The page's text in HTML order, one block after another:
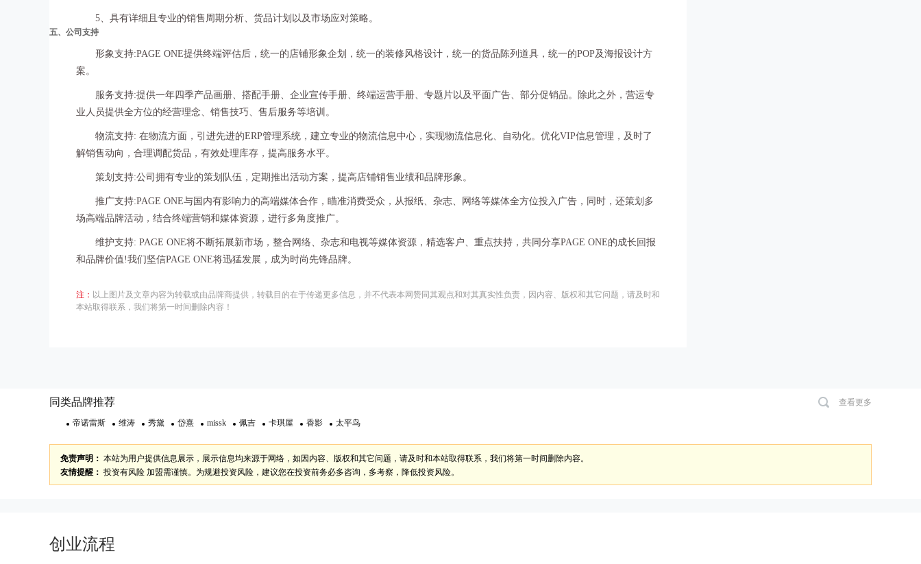
5、具有详细且专业的销售周期分析、货品计划以及市场应对策略。
五、公司支持
形象支持:PAGE ONE提供终端评估后，统一的店铺形象企划，统一的装修风格设计，统一的货品陈列道具，统一的POP及海报设计方
案。
服务支持:提供一年四季产品画册、搭配手册、企业宣传手册、终端运营手册、专题片以及平面广告、部分促销品。除此之外，营运专
业人员提供全方位的经营理念、销售技巧、售后服务等培训。
物流支持: 在物流方面，引进先进的ERP管理系统，建立专业的物流信息中心，实现物流信息化、自动化。优化VIP信息管理，及时了
解销售动向，合理调配货品，有效处理库存，提高服务水平。
策划支持:公司拥有专业的策划队伍，定期推出活动方案，提高店铺销售业绩和品牌形象。
推广支持:PAGE ONE与国内有影响力的高端媒体合作，瞄准消费受众，从报纸、杂志、网络等媒体全方位投入广告，同时，还策划多
场高端品牌活动，结合终端营销和媒体资源，进行多角度推广。
维护支持: PAGE ONE将不断拓展新市场，整合网络、杂志和电视等媒体资源，精选客户、重点扶持，共同分享PAGE ONE的成长回报
和品牌价值!我们坚信PAGE ONE将迅猛发展，成为时尚先锋品牌。
注： 以上图片及文章内容为转载或由品牌商提供，转载目的在于传递更多信息，并不代表本网赞同其观点和对其真实性负责，因内容、版权和其它问题，请及时和
本站取得联系，我们将第一时间删除内容！
同类品牌推荐 查看更多
帝诺雷斯 维涛 秀黛 岱熹 missk 佩吉 卡琪屋 香影 太平鸟
免责声明： 本站为用户提供信息展示，展示信息均来源于网络，如因内容、版权和其它问题，请及时和本站取得联系，我们将第一时间删除内容。
友情提醒： 投资有风险 加盟需谨慎。为规避投资风险，建议您在投资前务必多咨询，多考察，降低投资风险。
创业流程